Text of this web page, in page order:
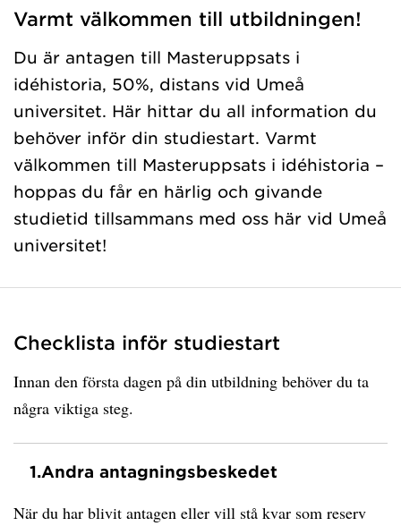
Varmt välkommen till utbildningen!
Du är antagen till Masteruppsats i
idéhistoria, 50%, distans vid Umeå
universitet. Här hittar du all information du
behöver inför din studiestart. Varmt
välkommen till Masteruppsats i idéhistoria –
hoppas du får en härlig och givande
studietid tillsammans med oss här vid Umeå
universitet!
Checklista inför studiestart
Innan den första dagen på din utbildning behöver du ta
några viktiga steg.
1.Andra antagningsbeskedet
När du har blivit antagen eller vill stå kvar som reserv